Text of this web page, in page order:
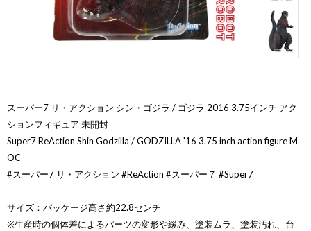
スーパー7 リ・アクション シン・ゴジラ / ゴジラ 2016 3.75インチ アク
ションフィギュア 未開封
Super7 ReAction Shin Godzilla / GODZILLA '16 3.75 inch action figure M
OC
#スーパー7 リ・アクション #ReAction #スーパー７ #Super7
サイズ：パッケージ高さ約22.8センチ
※生産時の個体差によるパーツの変形や緩み、塗装ムラ、塗装汚れ、台